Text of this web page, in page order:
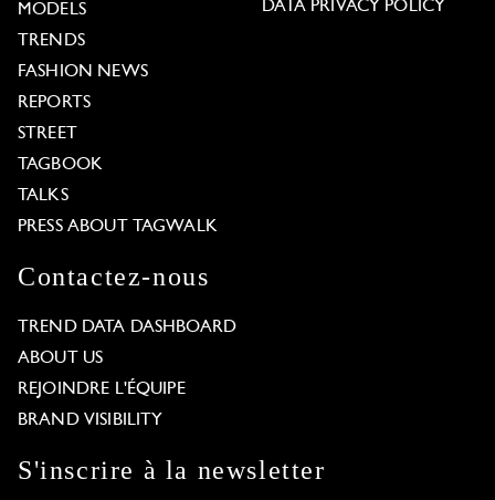
MODELS
TRENDS
FASHION NEWS
REPORTS
STREET
TAGBOOK
TALKS
PRESS ABOUT TAGWALK
DATA PRIVACY POLICY
Contactez-nous
TREND DATA DASHBOARD
ABOUT US
REJOINDRE L'ÉQUIPE
BRAND VISIBILITY
S'inscrire à la newsletter